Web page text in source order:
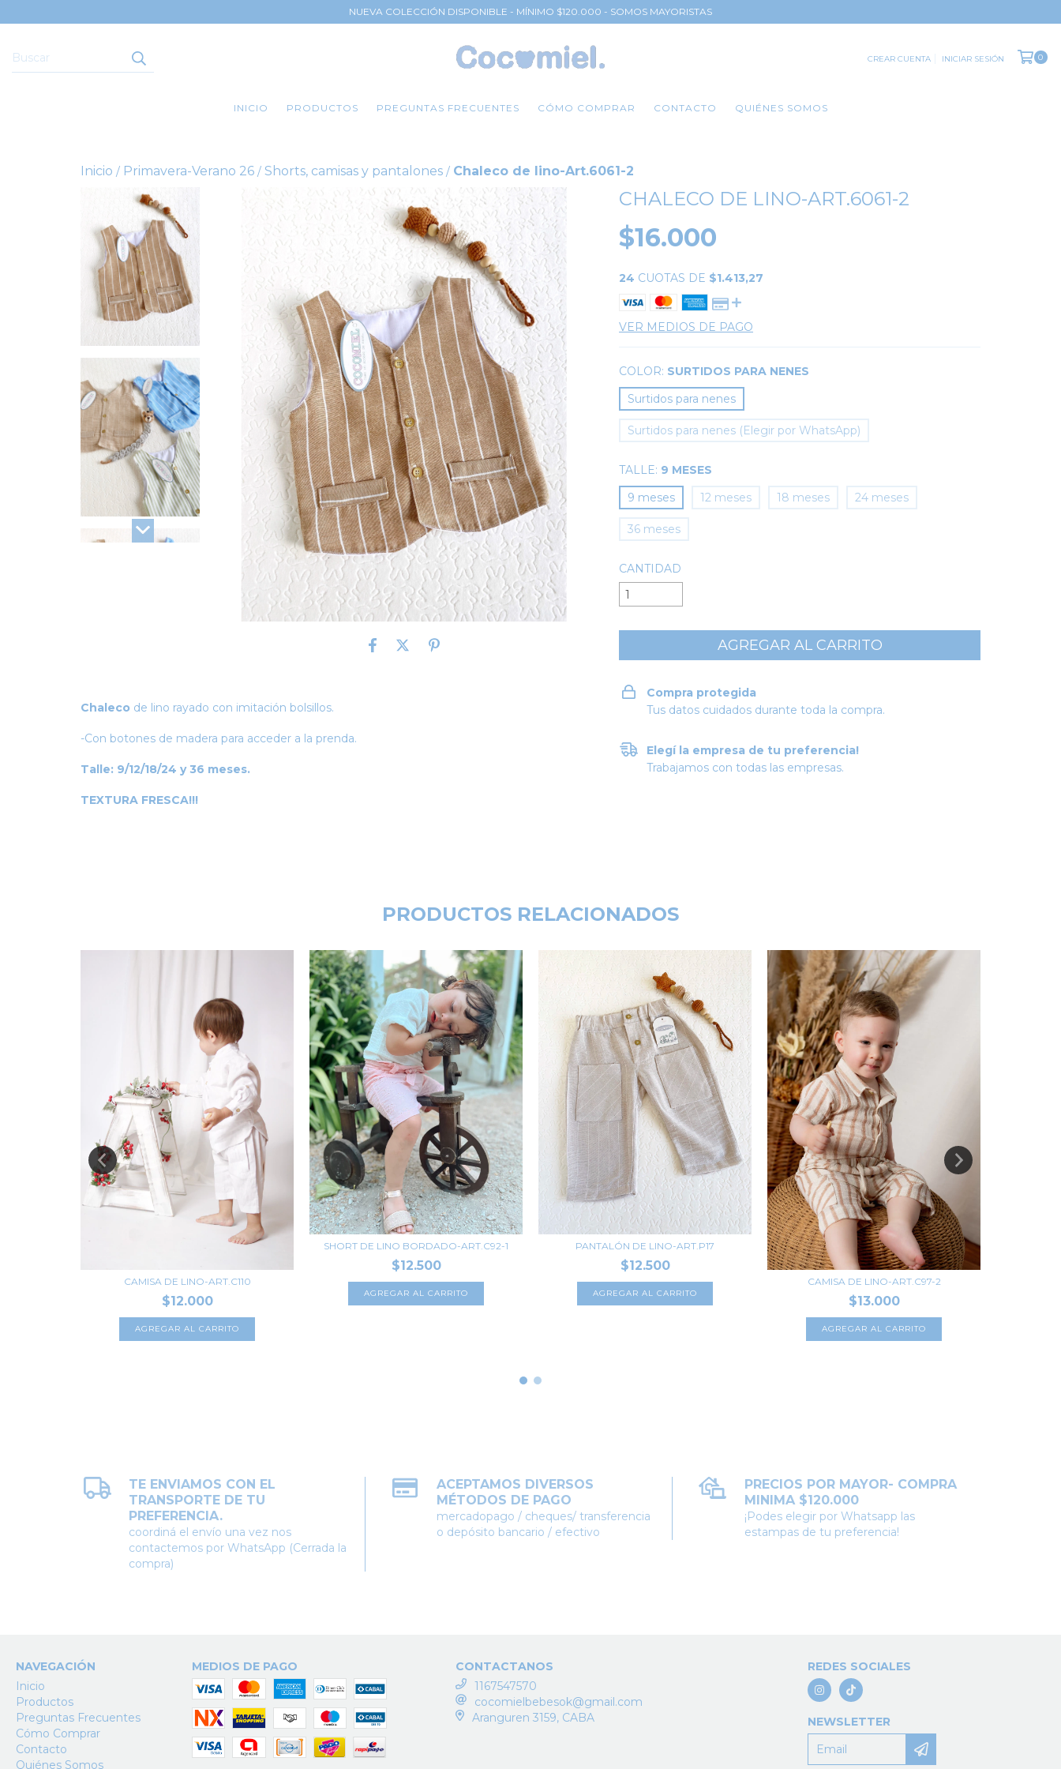
NUEVA COLECCIÓN DISPONIBLE - MÍNIMO $120.000 - SOMOS MAYORISTAS
CREAR CUENTA INICIAR SESIÓN 0
INICIO PRODUCTOS PREGUNTAS FRECUENTES CÓMO COMPRAR CONTACTO QUIÉNES SOMOS
Inicio / Primavera-Verano 26 / Shorts, camisas y pantalones / Chaleco de lino-Art.6061-2
Chaleco de lino rayado con imitación bolsillos.
-Con botones de madera para acceder a la prenda.
Talle: 9/12/18/24 y 36 meses.
TEXTURA FRESCA!!!
CHALECO DE LINO-ART.6061-2
$16.000
24 CUOTAS DE $1.413,27
VER MEDIOS DE PAGO
COLOR: SURTIDOS PARA NENES
Surtidos para nenes
Surtidos para nenes (Elegir por WhatsApp)
TALLE: 9 MESES
9 meses
12 meses 18 meses 24 meses
36 meses
CANTIDAD
Compra protegida
Tus datos cuidados durante toda la compra.
Elegí la empresa de tu preferencia!
Trabajamos con todas las empresas.
PRODUCTOS RELACIONADOS
CAMISA DE LINO-ART.C110
$12.000
AGREGAR AL CARRITO
SHORT DE LINO BORDADO-ART.C92-1
$12.500
AGREGAR AL CARRITO
PANTALÓN DE LINO-ART.P17
$12.500
AGREGAR AL CARRITO
CAMISA DE LINO-ART.C97-2
$13.000
AGREGAR AL CARRITO
TE ENVIAMOS CON EL
TRANSPORTE DE TU
PREFERENCIA.
coordiná el envío una vez nos
contactemos por WhatsApp (Cerrada la
compra)
ACEPTAMOS DIVERSOS
MÉTODOS DE PAGO
mercadopago / cheques/ transferencia
o depósito bancario / efectivo
PRECIOS POR MAYOR- COMPRA
MINIMA $120.000
¡Podes elegir por Whatsapp las
estampas de tu preferencia!
NAVEGACIÓN
Inicio
Productos
Preguntas Frecuentes
Cómo Comprar
Contacto
Quiénes Somos
MEDIOS DE PAGO
CONTACTANOS
1167547570
cocomielbebesok@gmail.com
Aranguren 3159, CABA
REDES SOCIALES
NEWSLETTER